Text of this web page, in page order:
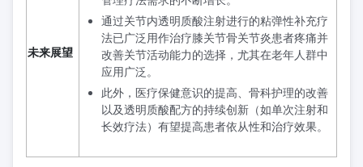
未来展望
通过关节内透明质酸注射进行的粘弹性补充疗
法已广泛用作治疗膝关节骨关节炎患者疼痛并
改善关节活动能力的选择，尤其在老年人群中
应用广泛。
此外，医疗保健意识的提高、骨科护理的改善
以及透明质酸配方的持续创新（如单次注射和
长效疗法）有望提高患者依从性和治疗效果。